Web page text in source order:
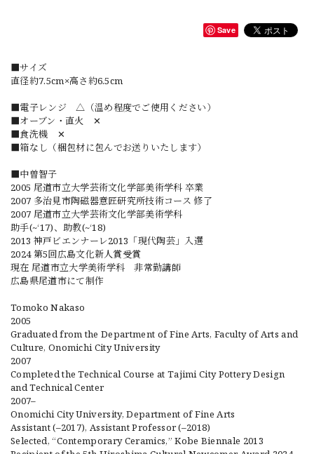
Save
■サイズ
直径約7.5cm×高さ約6.5cm
■電子レンジ △（温め程度でご使用ください）
■オーブン・直火 ✕
■食洗機 ✕
■箱なし（梱包材に包んでお送りいたします）
■中曽智子
2005 尾道市立大学芸術文化学部美術学科 卒業
2007 多治見市陶磁器意匠研究所技術コース 修了
2007 尾道市立大学芸術文化学部美術学科
助手(~‘17)、助教(~‘18)
2013 神戸ビエンナーレ2013「現代陶芸」入選
2024 第5回広島文化新人賞受賞
現在 尾道市立大学美術学科 非常勤講師
広島県尾道市にて制作
Tomoko Nakaso
2005
Graduated from the Department of Fine Arts, Faculty of Arts and
Culture, Onomichi City University
2007
Completed the Technical Course at Tajimi City Pottery Design
and Technical Center
2007–
Onomichi City University, Department of Fine Arts
Assistant (–2017), Assistant Professor (–2018)
Selected, “Contemporary Ceramics,” Kobe Biennale 2013